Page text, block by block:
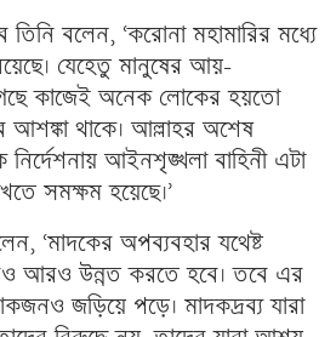
বলেন, ‘করোনা মহামারির মধ্যে
যেহেতু মানুষের আয়-
কাজেই অনেক লোকের হয়তো
আশঙ্কা থাকে। আল্লাহর অশেষ
নির্দেশনায় আইনশৃঙ্খলা বাহিনী এটা
সমক্ষম হয়েছে।’
‘মাদকের অপব্যবহার যথেষ্ট
আরও উন্নত করতে হবে। তবে এর
জড়িয়ে পড়ে। মাদকদ্রব্য যারা